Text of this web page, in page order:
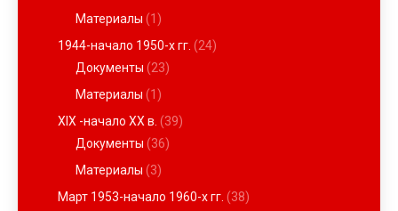
Материалы (1)
1944-начало 1950-х гг. (24)
Документы (23)
Материалы (1)
XIX -начало ХХ в. (39)
Документы (36)
Материалы (3)
Март 1953-начало 1960-х гг. (38)